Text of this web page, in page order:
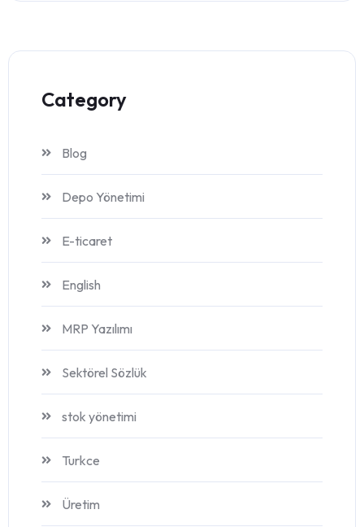
Category
Blog
Depo Yönetimi
E-ticaret
English
MRP Yazılımı
Sektörel Sözlük
stok yönetimi
Turkce
Üretim